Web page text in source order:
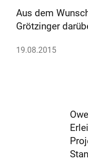
Aus dem
Grötzinger
19.08.2015